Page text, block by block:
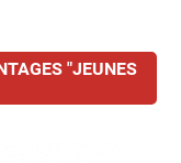
"JEUNES